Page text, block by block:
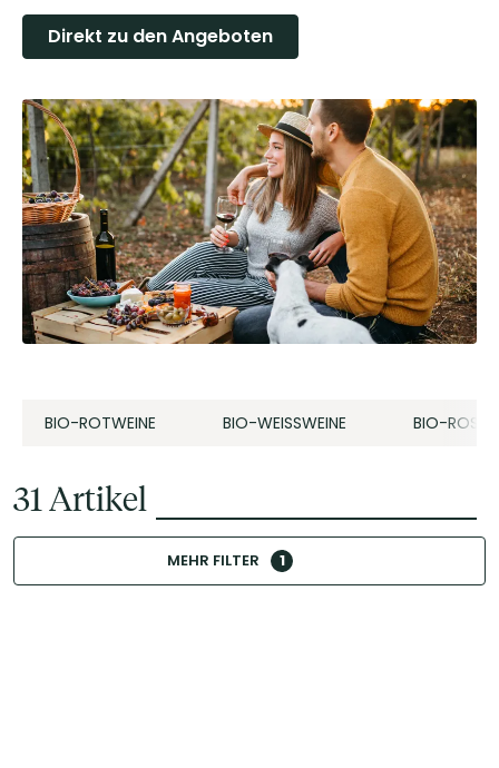
Direkt zu den Angeboten
BIO-ROTWEINE BIO-WEISSWEINE BIO-ROSÉS
31Artikel
MEHR FILTER 1